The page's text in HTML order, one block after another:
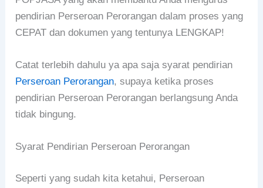
pendirian Perseroan Perorangan dalam proses yang
CEPAT dan dokumen yang tentunya LENGKAP!
Catat terlebih dahulu ya apa saja syarat pendirian
Perseroan Perorangan, supaya ketika proses
pendirian Perseroan Perorangan berlangsung Anda
tidak bingung.
Syarat Pendirian Perseroan Perorangan
Seperti yang sudah kita ketahui, Perseroan